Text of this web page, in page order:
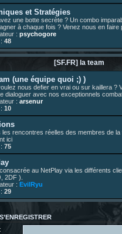
:Yo
et Stratégies
une botte secrète ? Un combo
à chaque fois ? Venez nous en faire
: psychogore
48
[SF.FR] la team
(une équipe quoi ;) )
nous defier en vrai ou sur kaillera ?
dialoguer avec nos exceptionnels
: arsenur
10
les rencontres réelles des membres de
ici
75
au NetPlay via les différents
2DF ).
: EvilRyu
29
S’ENREGISTRER